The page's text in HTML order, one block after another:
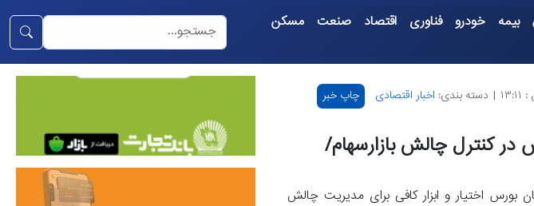
بیمه خودرو فناوری اقتصاد صنعت مسکن
| دسته بندی: اخبار اقتصادی چاپ خبر
کنترل چالش بازارسهام/
بورس اختیار و ابزار کافی برای مدیریت چالش